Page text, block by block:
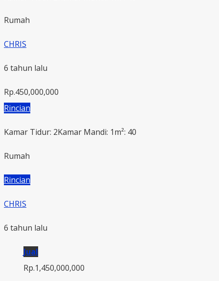
Rumah
CHRIS
6 tahun lalu
Rp.450,000,000
Rincian
Kamar Tidur: 2Kamar Mandi: 1m²: 40
Rumah
Rincian
CHRIS
6 tahun lalu
Jual
Rp.1,450,000,000